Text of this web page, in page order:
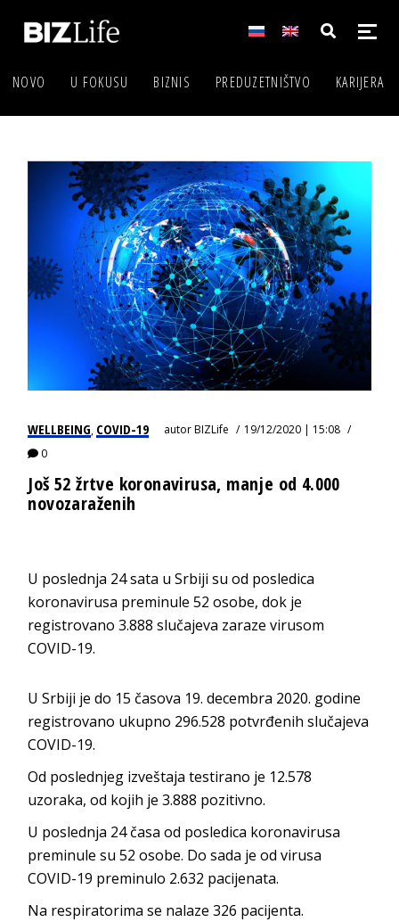
NOVO U FOKUSU BIZNIS PREDUZETNIŠTVO KARIJERA
WELLBEING, COVID-19 autorBIZLife
19/12/2020 | 15:08
0
Još 52 žrtve koronavirusa, manje od 4.000
novozaraženih
U poslednja 24 sata u Srbiji su od posledica
koronavirusa preminule 52 osobe, dok je
registrovano 3.888 slučajeva zaraze virusom
COVID-19.
U Srbiji je do 15 časova 19. decembra 2020. godine
registrovano ukupno 296.528 potvrđenih slučajeva
COVID-19.
Od poslednjeg izveštaja testirano je 12.578
uzoraka, od kojih je 3.888 pozitivno.
U poslednja 24 časa od posledica koronavirusa
preminule su 52 osobe. Do sada je od virusa
COVID-19 preminulo 2.632‬ pacijenata.
Na respiratorima se nalaze 326 pacijenta.